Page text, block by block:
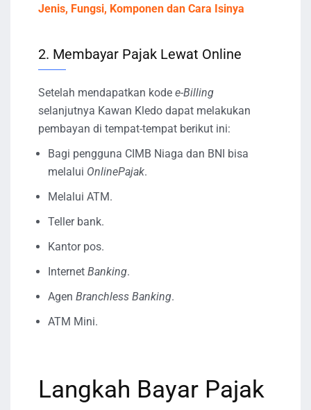
Jenis, Fungsi, Komponen dan Cara Isinya
2. Membayar Pajak Lewat Online
Setelah mendapatkan kode e-Billing
selanjutnya Kawan Kledo dapat melakukan
pembayan di tempat-tempat berikut ini:
Bagi pengguna CIMB Niaga dan BNI bisa
melalui OnlinePajak.
Melalui ATM.
Teller bank.
Kantor pos.
Internet Banking.
Agen Branchless Banking.
ATM Mini.
Langkah Bayar Pajak